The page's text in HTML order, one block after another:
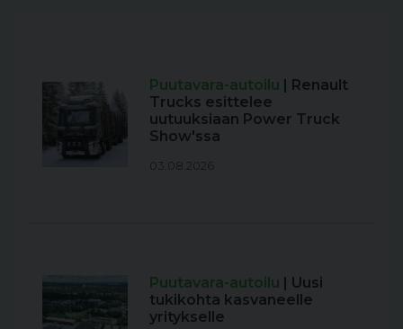
Puutavara-autoilu | Renault
Trucks esittelee
uutuuksiaan Power Truck
Show'ssa
03.08.2026
Puutavara-autoilu | Uusi
tukikohta kasvaneelle
yritykselle